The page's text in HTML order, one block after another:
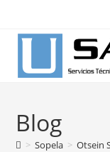
contenido
Blog
> Sopela > Otsein